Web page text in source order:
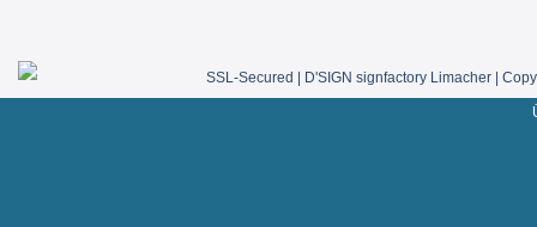
SSL-Secured | D'SIGN signfactory Limacher |